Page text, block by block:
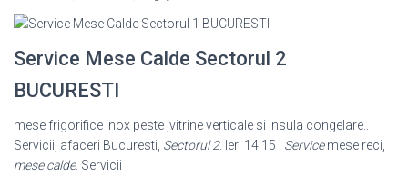
Service Mese Calde Sectorul 2
BUCURESTI
mese frigorifice inox peste ,vitrine verticale si insula congelare..
Servicii, afaceri Bucuresti, Sectorul 2. Ieri 14:15 . Servicemese reci,
mese calde. Servicii